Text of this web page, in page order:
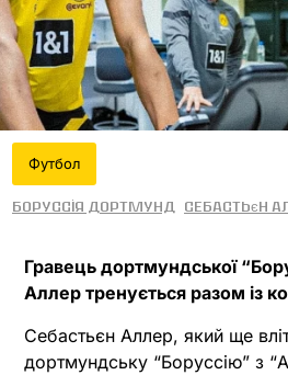
Футбол
Боруссія Дортмунд Себастьєн
Гравець дортмундської
Аллер тренується разом із
Себастьєн Аллер, який ще
дортмундську “Боруссію” з